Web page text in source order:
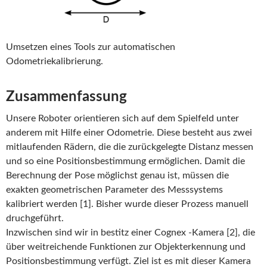
Umsetzen eines Tools zur automatischen
Odometriekalibrierung.
Zusammenfassung
Unsere Roboter orientieren sich auf dem Spielfeld unter
anderem mit Hilfe einer Odometrie. Diese besteht aus zwei
mitlaufenden Rädern, die die zurückgelegte Distanz messen
und so eine Positionsbestimmung ermöglichen. Damit die
Berechnung der Pose möglichst genau ist, müssen die
exakten geometrischen Parameter des Messsystems
kalibriert werden [1]. Bisher wurde dieser Prozess manuell
druchgeführt.
Inzwischen sind wir in bestitz einer Cognex -Kamera [2], die
über weitreichende Funktionen zur Objekterkennung und
Positionsbestimmung verfügt. Ziel ist es mit dieser Kamera